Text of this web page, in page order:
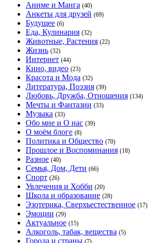
Аниме и Манга (40)
Анкеты для друзей (69)
Будущее (6)
Еда, Кулинария (32)
Животные, Растения (22)
Жизнь (32)
Интернет (44)
Кино, видео (23)
Красота и Мода (32)
Литература, Поэзия (39)
Любовь, Дружба, Отношения (134)
Мечты и Фантазии (33)
Музыка (33)
Обо мне и О нас (39)
О моём блоге (8)
Политика и Общество (70)
Прошлое и Воспоминания (18)
Разное (40)
Семья, Дом, Дети (66)
Спорт (26)
Увлечения и Хобби (20)
Школа и образование (28)
Эзотерика, Сверхъестественное (17)
Эмоции (29)
Актуальное (15)
Алкоголь, табак, вещества (5)
Города и страны (7)